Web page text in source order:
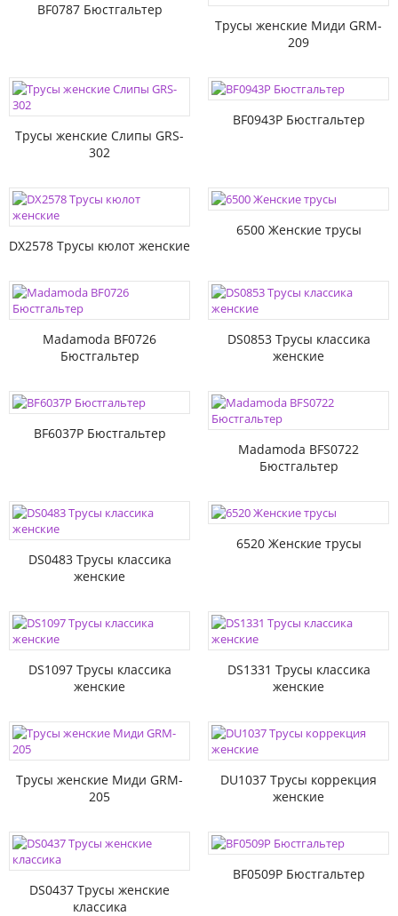
BF0787 Бюстгальтер
Трусы женские Миди GRM-
209
Трусы женские Слипы GRS-
302
BF0943P Бюстгальтер
DX2578 Трусы кюлот женские
6500 Женские трусы
Madamoda BF0726
Бюстгальтер
DS0853 Трусы классика
женские
BF6037P Бюстгальтер
Madamoda BFS0722
Бюстгальтер
DS0483 Трусы классика
женские
6520 Женские трусы
DS1097 Трусы классика
женские
DS1331 Трусы классика
женские
Трусы женские Миди GRM-
205
DU1037 Трусы коррекция
женские
DS0437 Трусы женские
классика
BF0509P Бюстгальтер